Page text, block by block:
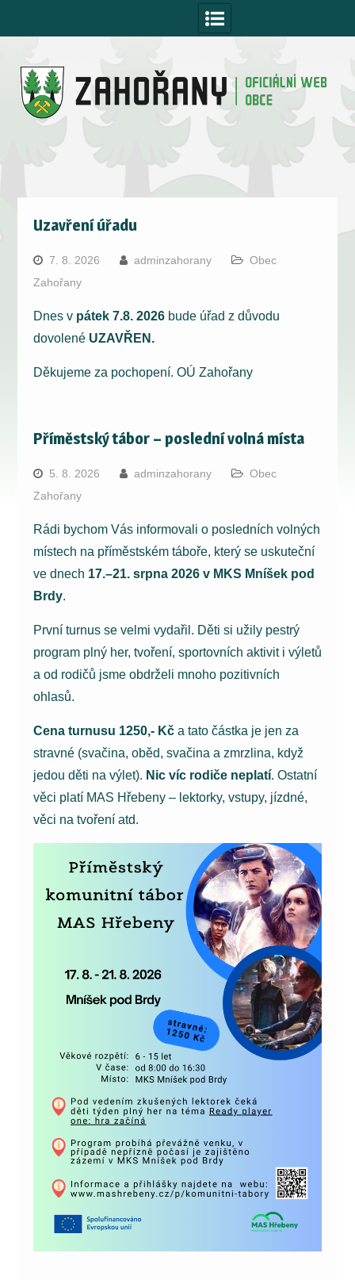
Uzavření úřadu
7. 8. 2026 adminzahorany
Obec
Zahořany
Dnes vpátek 7.8. 2026bude úřad z důvodu
dovolené UZAVŘEN.
Děkujeme za pochopení. OÚ Zahořany
Příměstský tábor – poslední volná místa
5. 8. 2026 adminzahorany
Obec
Zahořany
Rádi bychom Vás informovali o posledních volných
místech na příměstském táboře, který se uskuteční
ve dnech 17.–21. srpna 2026 v MKS Mníšek pod
Brdy.
První turnus se velmi vydařil. Děti si užily pestrý
program plný her, tvoření, sportovních aktivit i výletů
a od rodičů jsme obdrželi mnoho pozitivních
ohlasů.
Cena turnusu 1250,- Kča tato částka je jen za
stravné (svačina, oběd, svačina a zmrzlina, když
jedou děti na výlet). Nic víc rodiče neplatí. Ostatní
věci platí MAS Hřebeny – lektorky, vstupy, jízdné,
věci na tvoření atd.